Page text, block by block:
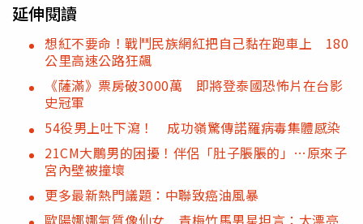
延伸閱讀
想紅不要命！戰鬥民族網紅把自己黏在跑車上 180
公里高速公路狂飆
《薩滿》票房破3000萬 即將登泰國恐怖片在台影
史冠軍
54役男上吐下瀉！ 成功嶺驚傳諾羅病毒集體感染
21CM大鵰男的困擾！伴侶「肚子脹脹的」…原來子
宮內壁被撞壞
更多最新熱門議題：中聯致癌油風暴
歐陽娜娜氣質像仙女 青梅竹馬男星坦言：太漂亮